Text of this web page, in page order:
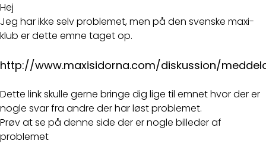
Hej
Jeg har ikke selv problemet, men på den svenske maxi-
klub er dette emne taget op.
http://www.maxisidorna.com/diskussion/
Dette link skulle gerne bringe dig lige til emnet hvor der er
nogle svar fra andre der har løst problemet.
Prøv at se på denne side der er nogle billeder af
problemet